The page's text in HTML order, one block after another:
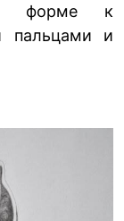
форме к
и